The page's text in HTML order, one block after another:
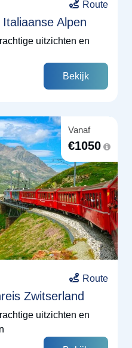
Route
Alpen
uitzichten en
Bekijk
Vanaf
€1050
Route
Zwitserland
uitzichten en